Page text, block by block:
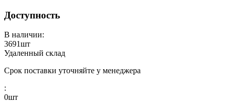
Доступность
В наличии:
3691шт
Удаленный склад
Срок поставки уточняйте у менеджера
:
0шт